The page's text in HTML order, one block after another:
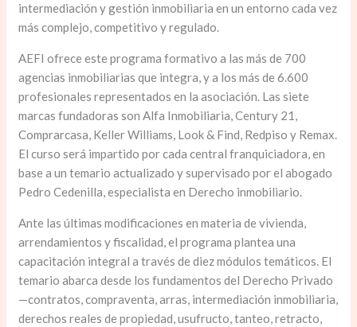
intermediación y gestión inmobiliaria en un entorno cada vez
más complejo, competitivo y regulado.​​
AEFI ofrece este programa formativo a las más de 700
agencias inmobiliarias que integra, y a los más de 6.600
profesionales representados en la asociación. Las siete
marcas fundadoras son Alfa Inmobiliaria, Century 21,
Comprarcasa, Keller Williams, Look & Find, Redpiso y Remax.
El curso será impartido por cada central franquiciadora, en
base a un temario actualizado y supervisado por el abogado
Pedro Cedenilla, especialista en Derecho inmobiliario.
Ante las últimas modificaciones en materia de vivienda,
arrendamientos y fiscalidad, el programa plantea una
capacitación integral a través de diez módulos temáticos. El
temario abarca desde los fundamentos del Derecho Privado
—contratos, compraventa, arras, intermediación inmobiliaria,
derechos reales de propiedad, usufructo, tanteo, retracto,